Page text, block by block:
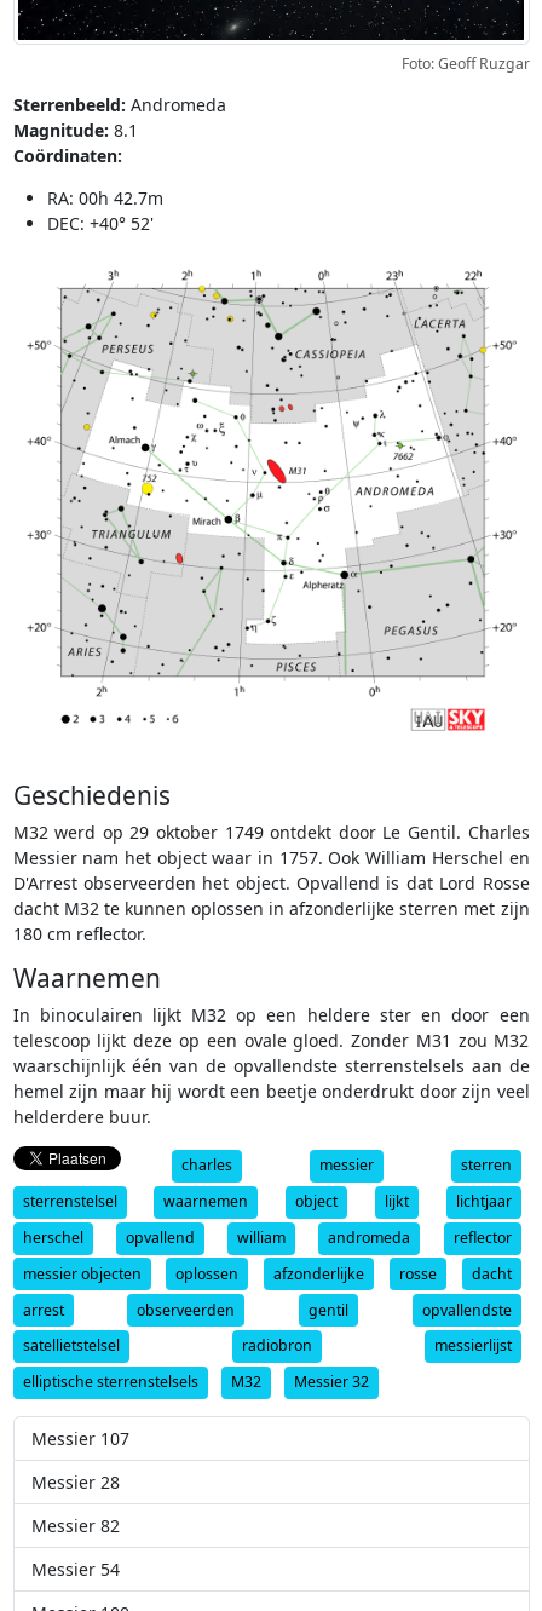
Foto: Geoff Ruzgar
Sterrenbeeld: Andromeda
Magnitude: 8.1
Coördinaten:
RA: 00h 42.7m
DEC: +40° 52'
Geschiedenis
M32 werd op 29 oktober 1749 ontdekt door Le Gentil. Charles
Messier nam het object waar in 1757. Ook William Herschel en
D'Arrest observeerden het object. Opvallend is dat Lord Rosse
dacht M32 te kunnen oplossen in afzonderlijke sterren met zijn
180 cm reflector.
Waarnemen
In binoculairen lijkt M32 op een heldere ster en door een
telescoop lijkt deze op een ovale gloed. Zonder M31 zou M32
waarschijnlijk één van de opvallendste sterrenstelsels aan de
hemel zijn maar hij wordt een beetje onderdrukt door zijn veel
helderdere buur.
charles messier
sterren
sterrenstelsel
waarnemen object lijkt
lichtjaar
herschel
opvallend william andromeda
reflector
messier objecten
oplossen afzonderlijke rosse
dacht
arrest
observeerden gentil
opvallendste
satellietstelsel
radiobron
messierlijst
elliptische sterrenstelsels
M32 Messier 32
Messier 107
Messier 28
Messier 82
Messier 54